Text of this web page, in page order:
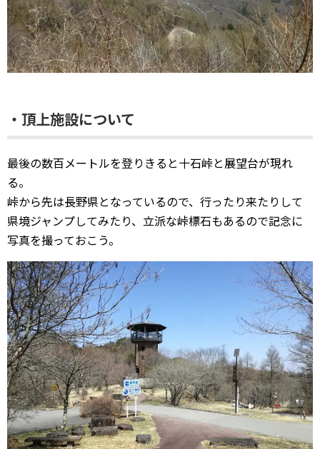
・頂上施設について
最後の数百メートルを登りきると十石峠と展望台が現れ
る。
峠から先は長野県となっているので、行ったり来たりして
県境ジャンプしてみたり、立派な峠標石もあるので記念に
写真を撮っておこう。